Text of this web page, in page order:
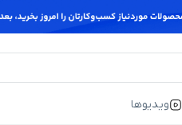
ویدیوها